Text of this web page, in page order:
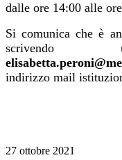
dalle ore 14:00 alle
Si comunica che è
indirizzo mail
27 ottobre 2021